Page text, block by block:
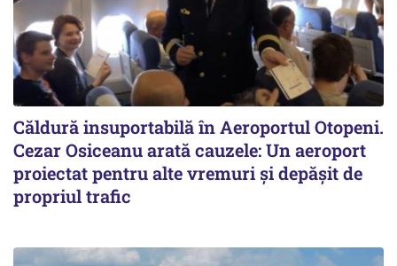
Căldură insuportabilă în Aeroportul Otopeni.
Cezar Osiceanu arată cauzele: Un aeroport
proiectat pentru alte vremuri și depășit de
propriul trafic